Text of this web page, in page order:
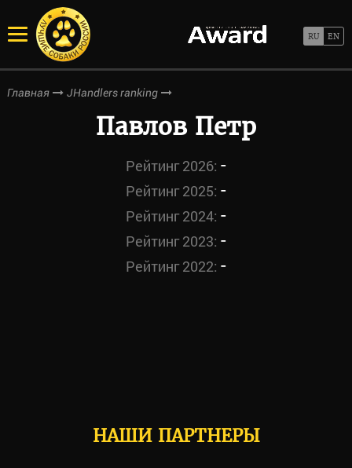
Главная JHandlers ranking
Павлов Петр
Рейтинг 2026: -
Рейтинг 2025: -
Рейтинг 2024: -
Рейтинг 2023: -
Рейтинг 2022: -
НАШИ ПАРТНЕРЫ